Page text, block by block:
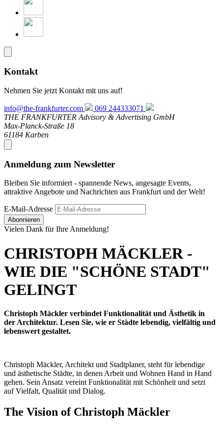
Kontakt
Nehmen Sie jetzt Kontakt mit uns auf!
info@the-frankfurter.com
069 244333071
THE FRANKFURTER Advisory & Advertising GmbH
Max-Planck-Straße 18
61184 Karben
Anmeldung zum Newsletter
Bleiben Sie informiert - spannende News, angesagte Events,
attraktive Angebote und Nachrichten aus Frankfurt und der Welt!
E-Mail-Adresse
Abonnieren
Vielen Dank für Ihre Anmeldung!
CHRISTOPH MÄCKLER -
WIE DIE "SCHÖNE STADT"
GELINGT
Christoph Mäckler verbindet Funktionalität und Ästhetik in
der Architektur. Lesen Sie, wie er Städte lebendig, vielfältig und
lebenswert gestaltet.
Christoph Mäckler, Architekt und Stadtplaner, steht für lebendige
und ästhetische Städte, in denen Arbeit und Wohnen Hand in Hand
gehen. Sein Ansatz vereint Funktionalität mit Schönheit und setzt
auf Vielfalt, Qualität und Dialog.
The Vision of Christoph Mäckler